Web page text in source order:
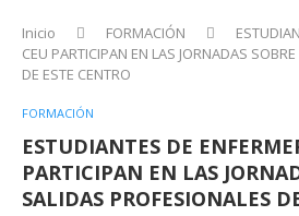
Inicio FORMACIÓN
CEU PARTICIPAN EN LAS JORNADAS
DE ESTE CENTRO
FORMACIÓN
ESTUDIANTES DE
PARTICIPAN EN LAS
SALIDAS PROFESIONALES